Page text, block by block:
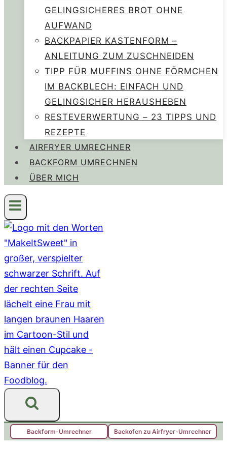
GELINGSICHERES BROT OHNE
AUFWAND
BACKPAPIER KASTENFORM –
ANLEITUNG ZUM ZUSCHNEIDEN
TIPP FÜR MUFFINS OHNE FÖRMCHEN
IM BACKBLECH: EINFACH UND
GELINGSICHER HERAUSHEBEN
RESTEVERWERTUNG – 23 TIPPS UND
REZEPTE
AIRFRYER UMRECHNER
BACKFORM UMRECHNEN
ÜBER MICH
Backform-Umrechner Backofen zu Airfryer-Umrechner